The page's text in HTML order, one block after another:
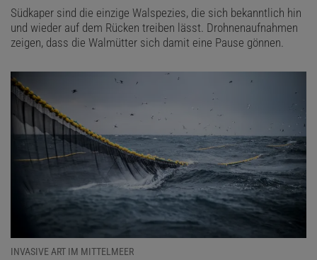
Südkaper sind die einzige Walspezies, die sich bekanntlich hin
und wieder auf dem Rücken treiben lässt. Drohnenaufnahmen
zeigen, dass die Walmütter sich damit eine Pause gönnen.
INVASIVE ART IM MITTELMEER